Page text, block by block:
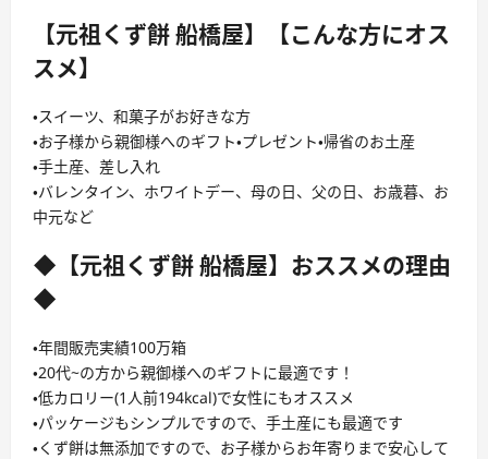
【元祖くず餅 船橋屋】【こんな方にオス
スメ】
・スイーツ、和菓子がお好きな方
・お子様から親御様へのギフト・プレゼント・帰省のお土産
・手土産、差し入れ
・バレンタイン、ホワイトデー、母の日、父の日、お歳暮、お
中元など
◆【元祖くず餅 船橋屋】おススメの理由
◆
・年間販売実績100万箱
・20代~の方から親御様へのギフトに最適です！
・低カロリー(1人前194kcal)で女性にもオススメ
・パッケージもシンプルですので、手土産にも最適です
・くず餅は無添加ですので、お子様からお年寄りまで安心して